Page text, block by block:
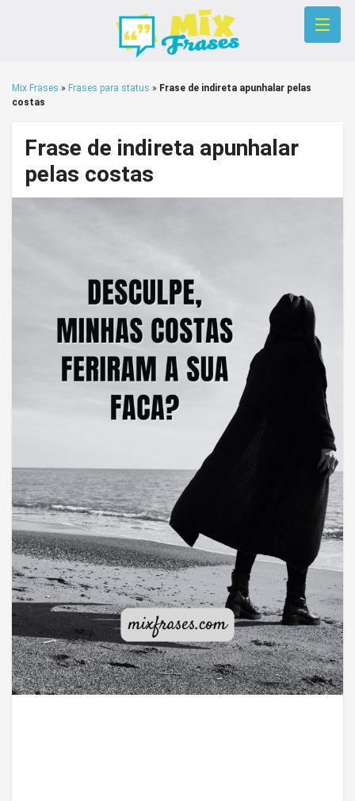
Mix Frases » Frases para status » Frase de indireta apunhalar pelas
costas
Frase de indireta apunhalar
pelas costas